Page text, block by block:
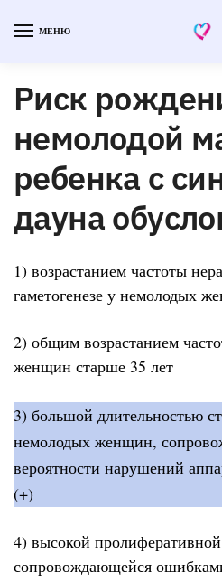
МЕНЮ
Риск
немолодой
ребенка с
дауна
1) возрастанием частоты
гаметогенезе у немолодых
2) общим возрастанием
женщин старше 35 лет
3) большой длительностью
немолодых женщин,
вероятности нарушений
(+)
4) высокой
сопровождающейся